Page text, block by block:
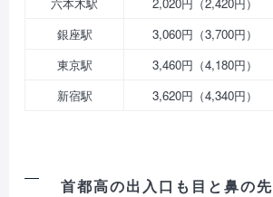
銀座駅
3,060円（3,700円）
東京駅
3,460円（4,180円）
新宿駅
3,620円（4,340円）
首都高の出入口も目と鼻の先